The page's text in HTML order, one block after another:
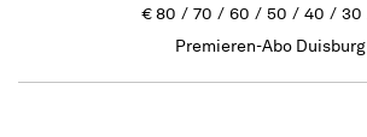
€80 70 60 50 40 30
Premieren-Abo Duisburg